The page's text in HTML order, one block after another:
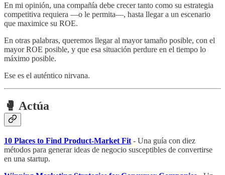
En mi opinión, una compañía debe crecer tanto como su estrategia
competitiva requiera —o le permita—, hasta llegar a un escenario
que maximice su ROE.
En otras palabras, queremos llegar al mayor tamaño posible, con el
mayor ROE posible, y que esa situación perdure en el tiempo lo
máximo posible.
Ese es el auténtico nirvana.
🥊 Actúa
10 Places to Find Product-Market Fit - Una guía con diez
métodos para generar ideas de negocio susceptibles de convertirse
en una startup.